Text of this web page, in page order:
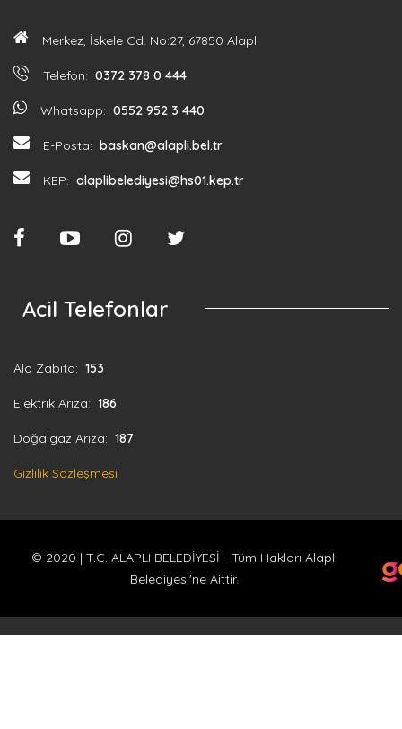
Merkez, İskele Cd. No:27, 67850 Alaplı
Telefon: 0372 378 0 444
Whatsapp: 0552 952 3 440
E-Posta: baskan@alapli.bel.tr
KEP: alaplibelediyesi@hs01.kep.tr
Acil Telefonlar
Alo Zabıta: 153
Elektrik Arıza: 186
Doğalgaz Arıza: 187
Gizlilik Sözleşmesi
© 2020 | T.C. ALAPLI BELEDİYESİ - Tüm Hakları Alaplı
Belediyesi'ne Aittir.